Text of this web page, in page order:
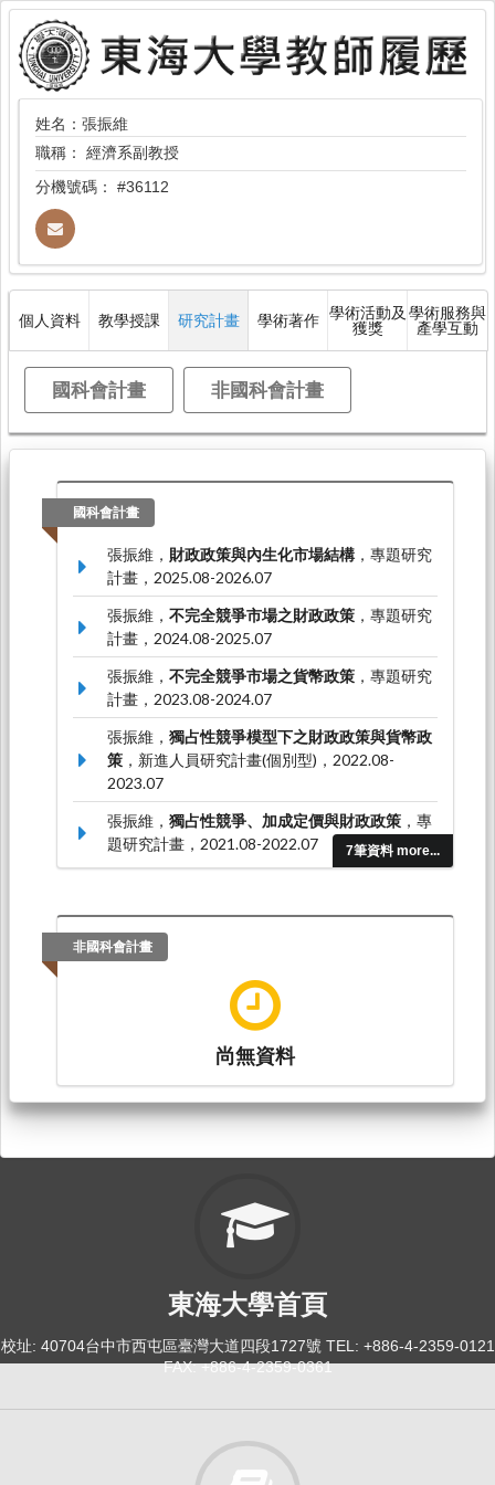
姓名：張振維
職稱： 經濟系副教授
分機號碼： #36112
個人資料 教學授課 研究計畫 學術著作 學術活動及
獲獎
學術服務與
產學互動
國科會計畫 非國科會計畫
國科會計畫
7筆資料 more...
張振維， 財政政策與內生化市場結構，專題研究
計畫，2025.08-2026.07
張振維， 不完全競爭市場之財政政策 ，專題研究
計畫，2024.08-2025.07
張振維， 不完全競爭市場之貨幣政策 ，專題研究
計畫，2023.08-2024.07
張振維， 獨占性競爭模型下之財政政策與貨幣政
策 ，新進人員研究計畫(個別型)，2022.08-
2023.07
張振維， 獨占性競爭、加成定價與財政政策 ，專
題研究計畫，2021.08-2022.07
非國科會計畫
尚無資料
東海大學首頁
校址: 40704台中市西屯區臺灣大道四段1727號 TEL: +886-4-2359-0121
FAX: +886-4-2359-0361